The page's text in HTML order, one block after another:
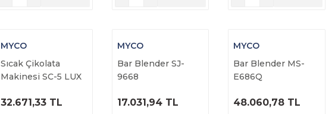
MYCO
Sıcak Çikolata
Makinesi SC-5 LUX
32.671,33 TL
MYCO
Bar Blender SJ-
9668
17.031,94 TL
MYCO
Bar Blender MS-
E686Q
48.060,78 TL